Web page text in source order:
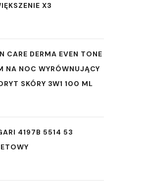
X3
CARE DERMA EVEN TONE
NA NOC WYRÓWNUJĄCY
SKÓRY 3W1 100 ML
4197B 5514 53